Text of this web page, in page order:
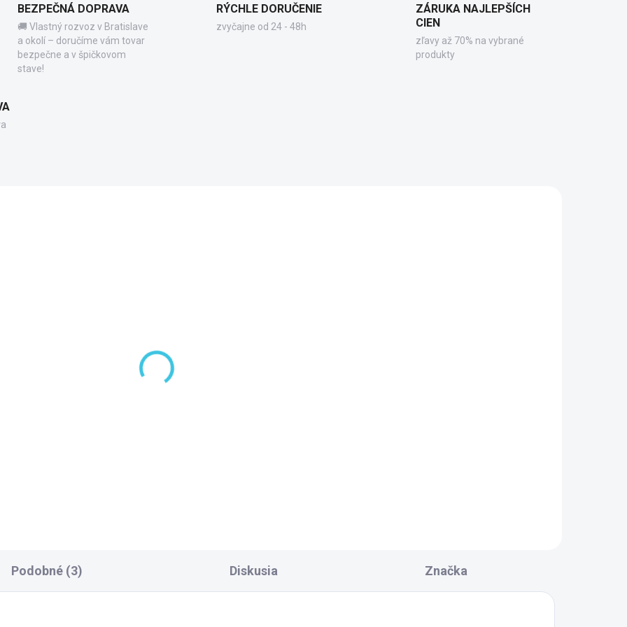
BEZPEČNÁ DOPRAVA
🚚 Vlastný rozvoz v Bratislave
a okolí – doručíme vám tovar
bezpečne a v špičkovom
stave!
RÝCHLE DORUČENIE
zvyčajne od 24 - 48h
ZÁRUKA NAJLEPŠÍCH
CIEN
zľavy až 70% na vybrané
produkty
Podobné (3) Diskusia Značka